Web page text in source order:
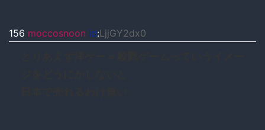
156 moccosnoon id:LjjGY2dx0